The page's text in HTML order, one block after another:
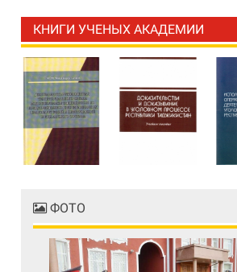
КНИГИ УЧЕНЫХ АКАДЕМИИ
ФОТО